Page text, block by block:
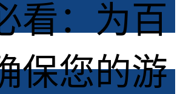
看：为百
保您的游